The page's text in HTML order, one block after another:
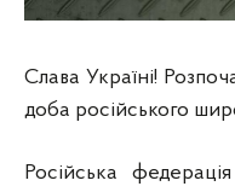
Слава Україні!
доба російського
Російська